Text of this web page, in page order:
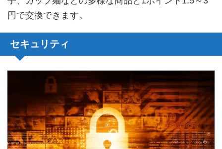
円で交換できます。
セキュリティ